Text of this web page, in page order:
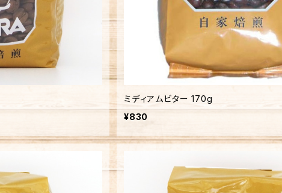
ミディアムビター 170g
¥830